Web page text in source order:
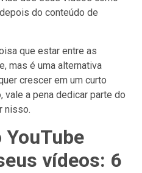
do conteúdo de
que estar entre as
mas é uma alternativa
crescer em um curto
a pena dedicar parte do
nisso.
vídeos: 6